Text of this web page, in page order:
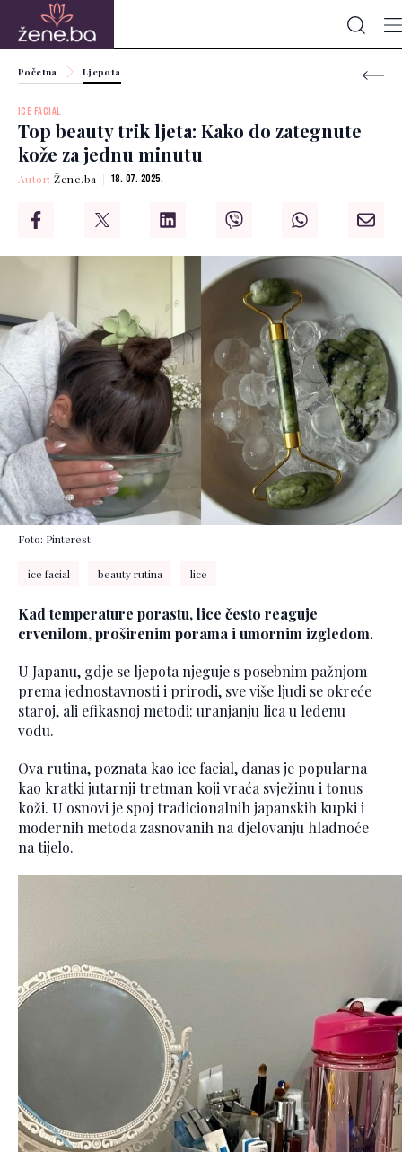
Početna Ljepota
ICE FACIAL
Top beauty trik ljeta: Kako do zategnute
kože za jednu minutu
Autor:Žene.ba 18. 07. 2025.
Foto: Pinterest
ice facial beauty rutina lice
Kad temperature porastu, lice često reaguje
crvenilom, proširenim porama i umornim izgledom.
U Japanu, gdje se ljepota njeguje s posebnim pažnjom
prema jednostavnosti i prirodi, sve više ljudi se okreće
staroj, ali efikasnoj metodi: uranjanju lica u ledenu
vodu.
Ova rutina, poznata kao ice facial, danas je popularna
kao kratki jutarnji tretman koji vraća svježinu i tonus
koži. U osnovi je spoj tradicionalnih japanskih kupki i
modernih metoda zasnovanih na djelovanju hladnoće
na tijelo.